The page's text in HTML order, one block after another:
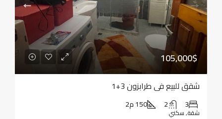
105,000$
شقق للبيع في طرابزون 3+1
3
2 150 م2
شقة, سكني